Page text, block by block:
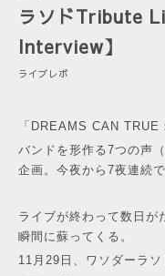
ラソドTribute
Interview】
ライブレポ
「DREAMS CAN TRUE
バンドを形作る7つの声
企画。今夜から7夜連続
ライブが終わって数日が
瞬間に蘇ってくる。
11月29日、ワソダーラソ